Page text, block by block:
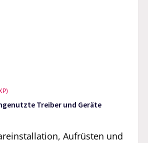
Treiber und Geräte
Aufrüsten und